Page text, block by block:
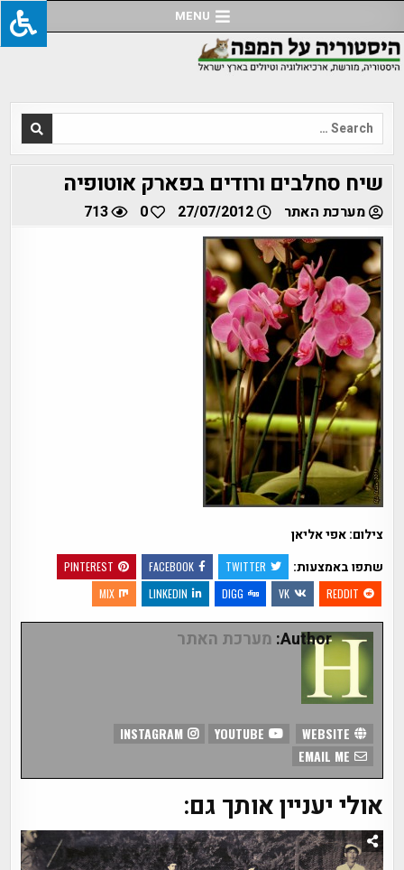
to
content
MENU
Search
for:
שיח סחלבים ורודים בפארק אוטופיה
מערכת האתר 27/07/2012
0
713
צילום: אפי אליאן
שתפו באמצעות:
TWITTER
FACEBOOK
PINTEREST
REDDIT
VK
DIGG
LINKEDIN
MIX
Author: מערכת האתר
INSTAGRAM
אולי יעניין אותך גם: